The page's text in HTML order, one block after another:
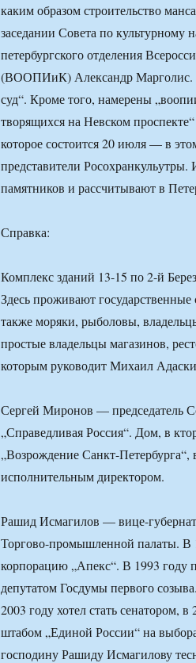
каким образом строительство
заседании Совета по культурному
петербургского отделения
(ВООПИиК) Александр Марголис.
суд“. Кроме того, намерены
творящихся на Невском
которое состоится 20 июля — в
представители
памятников и рассчитывают в
Справка:
Комплекс зданий 13-15 по 2-й
Здесь проживают
также моряки, рыболовы,
простые владельцы магазинов,
которым руководит Михаил
Сергей Миронов — председатель
„Справедливая Россия“. Дом, в
„Возрождение Санкт-
исполнительным директором.
Рашид Исмагилов — вице-
Торгово-промышленной палаты. В
корпорацию „Апекс“. В 1993 году
депутатом Госдумы первого
2003 году хотел стать сенатором,
штабом „Единой России“ на
господину Рашиду Исмагилову